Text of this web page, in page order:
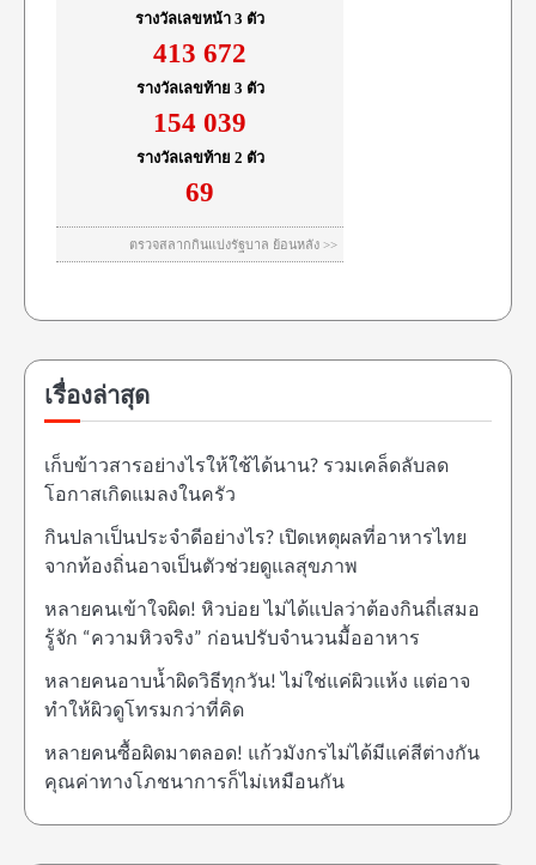
เรื่องล่าสุด
เก็บข้าวสารอย่างไรให้ใช้ได้นาน? รวมเคล็ดลับลด
โอกาสเกิดแมลงในครัว
กินปลาเป็นประจำดีอย่างไร? เปิดเหตุผลที่อาหารไทย
จากท้องถิ่นอาจเป็นตัวช่วยดูแลสุขภาพ
หลายคนเข้าใจผิด! หิวบ่อย ไม่ได้แปลว่าต้องกินถี่เสมอ
รู้จัก “ความหิวจริง” ก่อนปรับจำนวนมื้ออาหาร
หลายคนอาบน้ำผิดวิธีทุกวัน! ไม่ใช่แค่ผิวแห้ง แต่อาจ
ทำให้ผิวดูโทรมกว่าที่คิด
หลายคนซื้อผิดมาตลอด! แก้วมังกรไม่ได้มีแค่สีต่างกัน
คุณค่าทางโภชนาการก็ไม่เหมือนกัน